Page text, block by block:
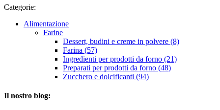
Categorie:
Alimentazione
Farine
Dessert, budini e creme in polvere (8)
Farina (57)
Ingredienti per prodotti da forno (21)
Preparati per prodotti da forno (48)
Zucchero e dolcificanti (94)
Il nostro blog: